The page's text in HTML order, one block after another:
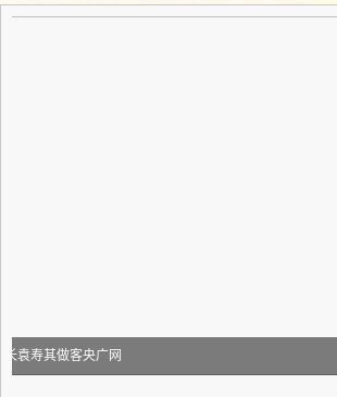
全国人大代表、江苏大学校长袁寿其做客央广网